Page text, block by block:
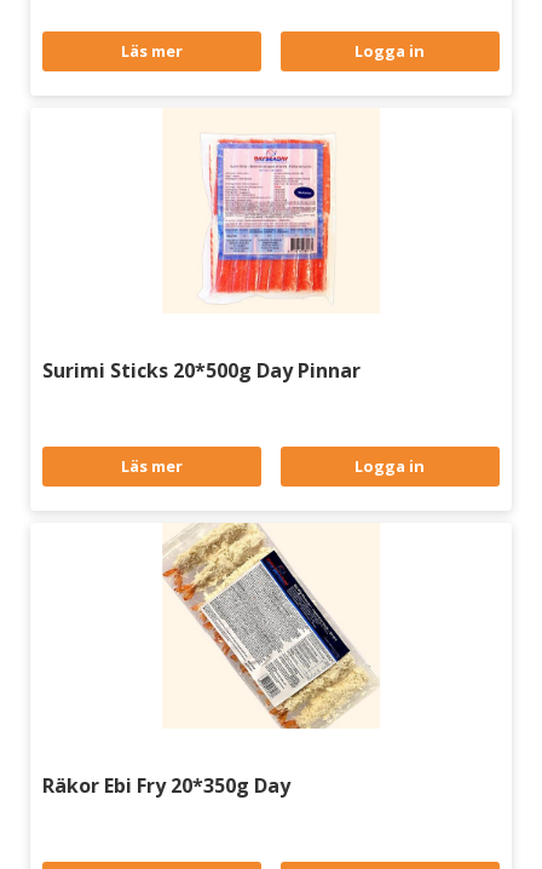
Läs mer Logga in
Surimi Sticks 20*500g Day Pinnar
Läs mer Logga in
Räkor Ebi Fry 20*350g Day